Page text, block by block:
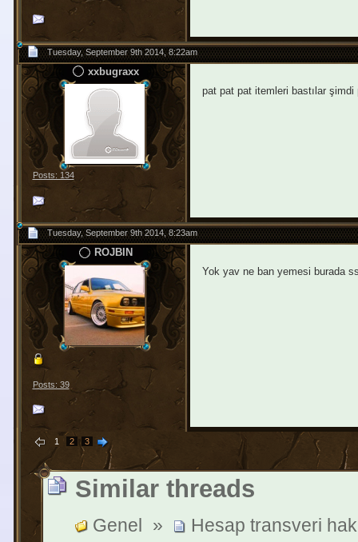
Tuesday, September 9th 2014, 8:22am
xxbugraxx
Posts: 134
pat pat pat itemleri bastılar
Tuesday, September 9th 2014, 8:23am
ROJBIN
Posts: 39
Yok yav ne ban yemesi burada
1 2 3
Similar threads
Genel »
Hesap transveri